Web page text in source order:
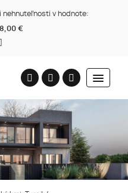
nehnuteľnosti v hodnote:
€